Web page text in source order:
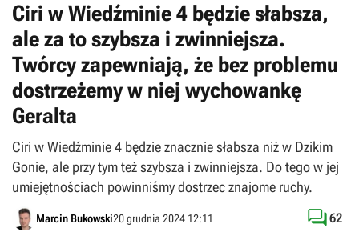
Ciri w Wiedźminie 4 będzie słabsza,
ale za to szybsza i zwinniejsza.
Twórcy zapewniają, że bez problemu
dostrzeżemy w niej wychowankę
Geralta
Ciri w Wiedźminie 4 będzie znacznie słabsza niż w Dzikim
Gonie, ale przy tym też szybsza i zwinniejsza. Do tego w jej
umiejętnościach powinniśmy dostrzec znajome ruchy.
Marcin Bukowski20 grudnia 2024 12:11 62